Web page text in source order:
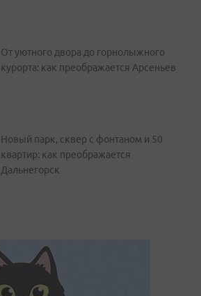
От уютного двора до горнолыжного
курорта: как преображается Арсеньев
Новый парк, сквер с фонтаном и 50
квартир: как преображается
Дальнегорск